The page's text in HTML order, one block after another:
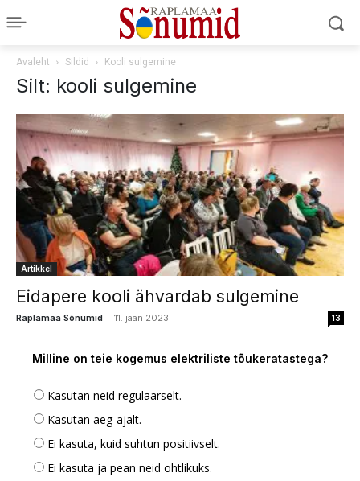
Avaleht Sildid Kooli sulgemine
Silt: kooli sulgemine
Artikkel
Eidapere kooli ähvardab sulgemine
Raplamaa Sõnumid - 11. jaan 2023 13
Milline on teie kogemus elektriliste tõukeratastega?
Kasutan neid regulaarselt.
Kasutan aeg-ajalt.
Ei kasuta, kuid suhtun positiivselt.
Ei kasuta ja pean neid ohtlikuks.